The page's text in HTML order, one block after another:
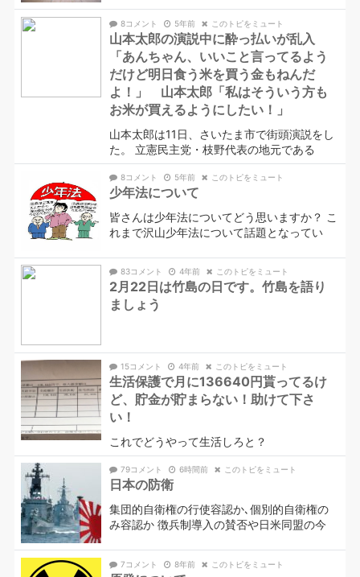
8コメント 5年前 このトピをミュート
山本太郎の演説中に酔っ払いが乱入
「あんちゃん、いいこと言ってるよう
だけど明日食う米を買う金もねんだ
よ！」 山本太郎「私はそういう方も
お米が買えるようにしたい！」
山本太郎は11日、さいたま市で街頭演説をし
た。 立憲民主党・枝野代表の地元である
8コメント 5年前 このトピをミュート
少年法について
皆さんは少年法についてどう思いますか？ こ
れまで沢山少年法について話題となってい
83コメント 4年前 このトピをミュート
2月22日は竹島の日です。竹島を語り
ましょう
15コメント 4年前 このトピをミュート
生活保護で月に136640円貰ってるけ
ど、貯金が貯まらない！助けて下さ
い！
これでどうやって生活しろと？
79コメント 6時間前 このトピをミュート
日本の防衛
集団的自衛権の行使容認か､個別的自衛権の
み容認か 徴兵制導入の賛否や日米同盟の今
7コメント 8年前 このトピをミュート